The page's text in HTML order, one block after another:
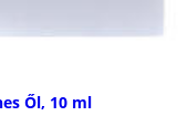
Ől, 10 ml